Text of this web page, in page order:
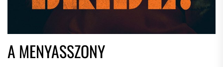
A MENYASSZONY